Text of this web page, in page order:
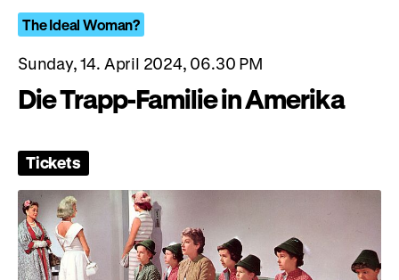
The Ideal Woman?
Sunday, 14. April 2024, 06.30 PM
Die Trapp-Familie in Amerika
Tickets